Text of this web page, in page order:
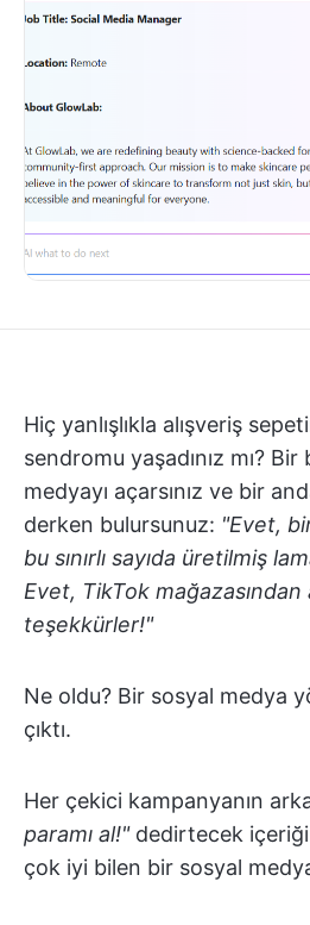
Hiç yanlışlıkla alışveriş
sendromu yaşadınız mı?
medyayı açarsınız ve bir
derken bulursunuz: "Evet,
bu sınırlı sayıda üretilmiş
Evet, TikTok mağazasından
teşekkürler!"
Ne oldu? Bir sosyal medya
çıktı.
Her çekici kampanyanın
paramı al!"dedirtecek içeriği
çok iyi bilen bir sosyal